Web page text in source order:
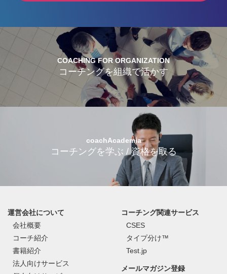
COACHING FOR ORGANIZATION
コーチングを組織で活かす
coachAcademia
コーチングを学ぶ / 資格を取る
運営会社について
会社概要
コーチ紹介
書籍紹介
法人向けサービス
コーチング関連サービス
CSES
タイプ分け™
Test.jp
メールマガジン登録